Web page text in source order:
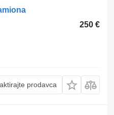
250 €
prodavca